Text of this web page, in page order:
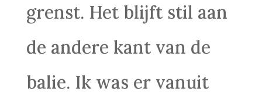
grenst. Het blijft stil aan
de andere kant van de
balie. Ik was er vanuit